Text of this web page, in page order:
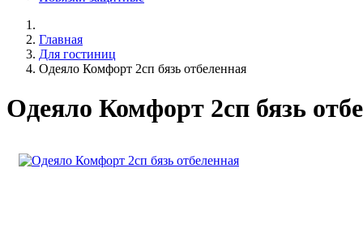
Главная
Для гостиниц
Одеяло Комфорт 2сп бязь отбеленная
Одеяло Комфорт 2сп бязь